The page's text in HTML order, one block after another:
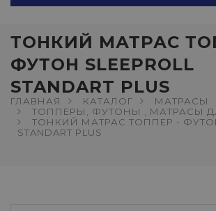
ТОНКИЙ МАТРАС
ФУТОН SLEEPROLL
STANDART PLUS
ГЛАВНАЯ КАТАЛОГ
МАТРАСЫ
ТОППЕРЫ, ФУТОНЫ , МАТРАСЫ
ТОНКИЙ МАТРАС ТОППЕР - ФУТОН
STANDART PLUS